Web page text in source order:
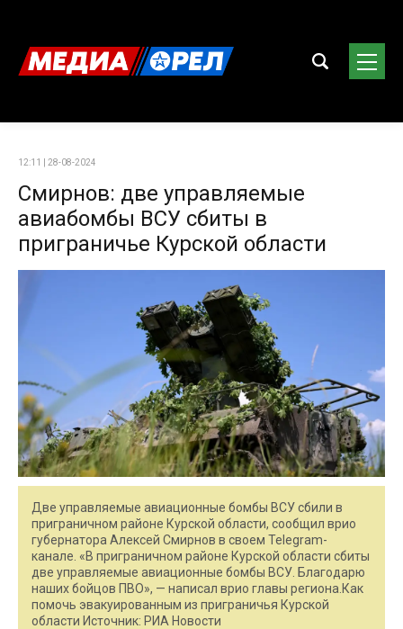
12:11 | 28-08-2024
Смирнов: две управляемые
авиабомбы ВСУ сбиты в
приграничье Курской области
Две управляемые авиационные бомбы ВСУ сбили в
приграничном районе Курской области, сообщил врио
губернатора Алексей Смирнов в своем Telegram-
канале. «В приграничном районе Курской области сбиты
две управляемые авиационные бомбы ВСУ. Благодарю
наших бойцов ПВО», — написал врио главы региона.Как
помочь эвакуированным из приграничья Курской
области Источник: РИА Новости